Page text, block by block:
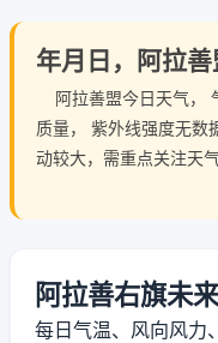
年月日，阿拉善
阿拉善盟今日天气，
质量， 紫外线强度无
动较大，需重点关注天
阿拉善右旗未
每日气温、风向风力